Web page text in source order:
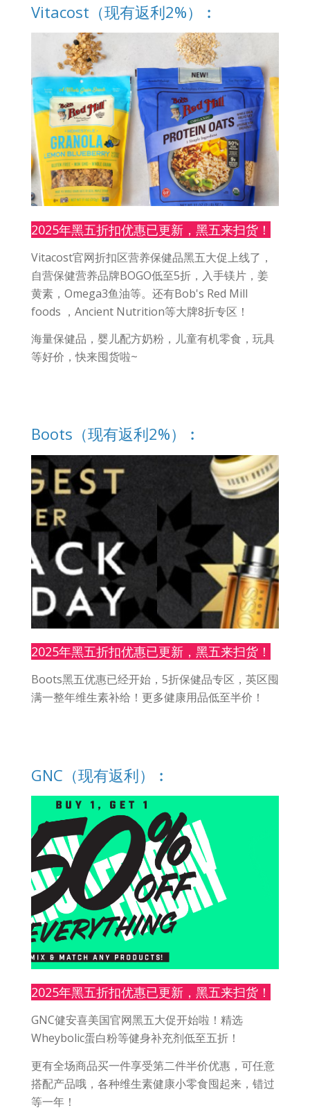
Vitacost（现有返利2%）︰
2025年黑五折扣优惠已更新，黑五来扫货！
Vitacost官网折扣区营养保健品黑五大促上线了，
自营保健营养品牌BOGO低至5折，入手镁片，姜
黄素，Omega3鱼油等。还有Bob's Red Mill
foods ，Ancient Nutrition等大牌8折专区！
海量保健品，婴儿配方奶粉，儿童有机零食，玩具
等好价，快来囤货啦~
Boots（现有返利2%）︰
2025年黑五折扣优惠已更新，黑五来扫货！
Boots黑五优惠已经开始，5折保健品专区，英区囤
满一整年维生素补给！更多健康用品低至半价！
GNC（现有返利）︰
2025年黑五折扣优惠已更新，黑五来扫货！
GNC健安喜美国官网黑五大促开始啦！精选
Wheybolic蛋白粉等健身补充剂低至五折！
更有全场商品买一件享受第二件半价优惠，可任意
搭配产品哦，各种维生素健康小零食囤起来，错过
等一年！